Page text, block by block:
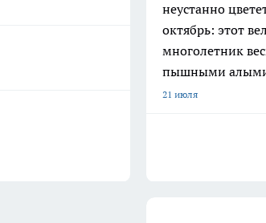
неустанно
октябрь: этот
многолетник
пышными
21 июля